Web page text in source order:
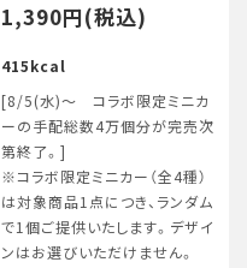
1,390円(税込)
415kcal
[8/5(水)～ コラボ限定ミニカ
ーの手配総数4万個分が完売次
第終了。]
※コラボ限定ミニカー（全4種）
は対象商品1点につき、ランダム
で1個ご提供いたします。デザイ
ンはお選びいただけません。